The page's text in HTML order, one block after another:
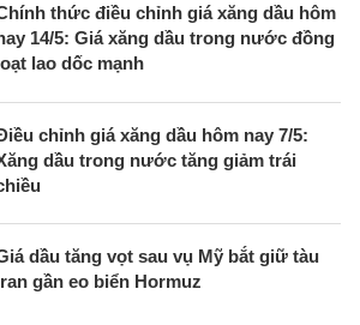
thức điều chỉnh giá xăng dầu hôm
14/5: Giá xăng dầu trong nước đồng
lao dốc mạnh
chỉnh giá xăng dầu hôm nay 7/5:
dầu trong nước tăng giảm trái
dầu tăng vọt sau vụ Mỹ bắt giữ tàu
gần eo biển Hormuz